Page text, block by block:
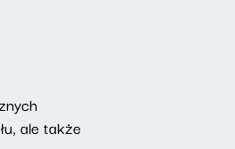
ale także